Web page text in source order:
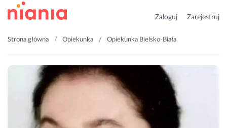
Zaloguj Zarejestruj
Strona główna Opiekunka Opiekunka Bielsko-Biała